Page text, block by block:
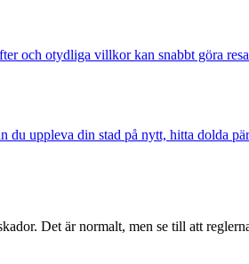
och otydliga villkor kan snabbt göra
uppleva din stad på nytt, hitta dolda
Det är normalt, men se till att